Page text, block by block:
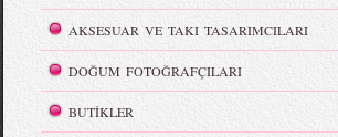
AKSESUAR VE TAKI TASARIMCILARI
DOĞUM FOTOĞRAFÇILARI
BUTİKLER